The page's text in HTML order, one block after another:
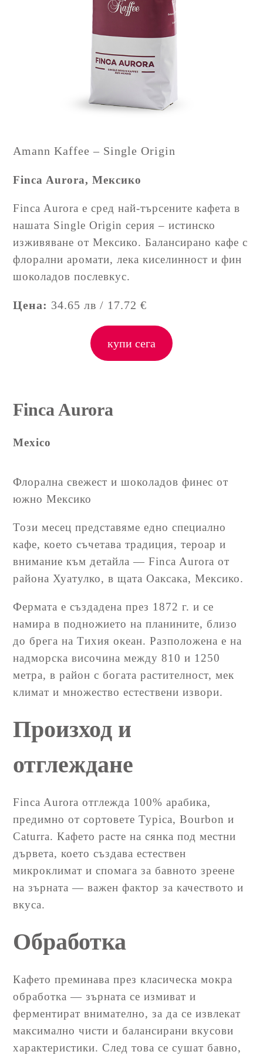
Amann Kaffee – Single Origin
Finca Aurora, Мексико
Finca Aurora е сред най-търсените кафета в
нашата Single Origin серия – истинско
изживяване от Мексико. Балансирано кафе с
флорални аромати, лека киселинност и фин
шоколадов послевкус.
Цена: 34.65 лв / 17.72 €
купи сега
Finca Aurora
Mexico
Флорална свежест и шоколадов финес от
южно Мексико
Този месец представяме едно специално
кафе, което съчетава традиция, тероар и
внимание към детайла — Finca Aurora от
района Хуатулко, в щата Оаксака, Мексико.
Фермата е създадена през 1872 г. и се
намира в подножието на планините, близо
до брега на Тихия океан. Разположена е на
надморска височина между 810 и 1250
метра, в район с богата растителност, мек
климат и множество естествени извори.
Произход и
отглеждане
Finca Aurora отглежда 100% арабика,
предимно от сортовете Typica, Bourbon и
Caturra. Кафето расте на сянка под местни
дървета, което създава естествен
микроклимат и спомага за бавното зреене
на зърната — важен фактор за качеството и
вкуса.
Обработка
Кафето преминава през класическа мокра
обработка — зърната се измиват и
ферментират внимателно, за да се извлекат
максимално чисти и балансирани вкусови
характеристики. След това се сушат бавно,